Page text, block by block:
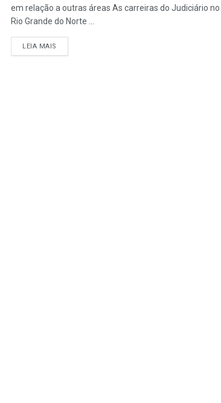
em relação a outras áreas As carreiras do Judiciário no
Rio Grande do Norte ...
LEIA MAIS